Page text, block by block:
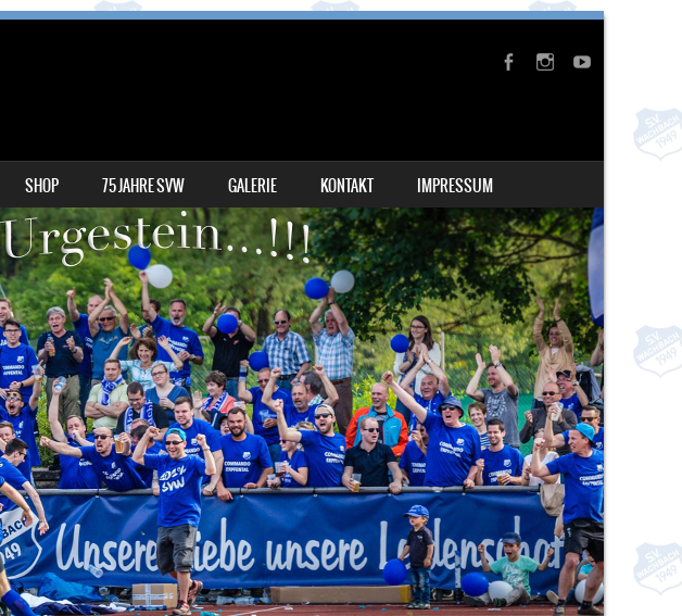
SHOP 75 JAHRE SVW GALERIE KONTAKT IMPRESSUM